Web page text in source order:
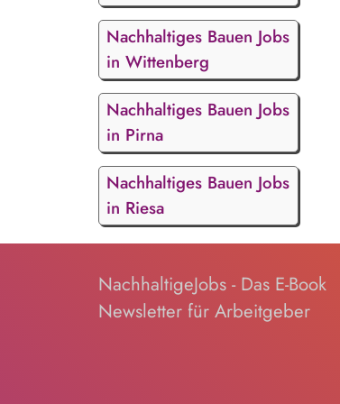
Nachhaltiges Bauen Jobs
in Wittenberg
Nachhaltiges Bauen Jobs
in Pirna
Nachhaltiges Bauen Jobs
in Riesa
NachhaltigeJobs - Das E-Book
Newsletter für Arbeitgeber